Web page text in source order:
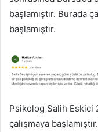
başlamıştır. Burada
başlamıştır.
Psikolog Salih Eskici
çalışmaya